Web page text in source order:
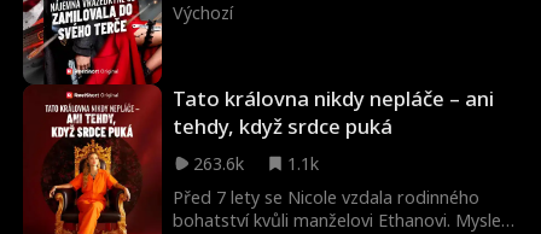
Výchozí
Tato královna nikdy nepláče – ani
tehdy, když srdce puká
263.6k
1.1k
Před 7 lety se Nicole vzdala rodinného
bohatství kvůli manželovi Ethanovi. Myslela